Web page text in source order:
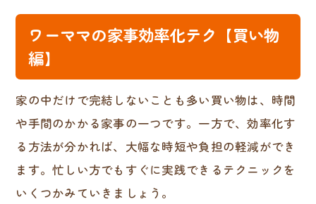
ワーママの家事効率化テク【買い物
編】
家の中だけで完結しないことも多い買い物は、時間
や手間のかかる家事の一つです。一方で、効率化す
る方法が分かれば、大幅な時短や負担の軽減ができ
ます。忙しい方でもすぐに実践できるテクニックを
いくつかみていきましょう。